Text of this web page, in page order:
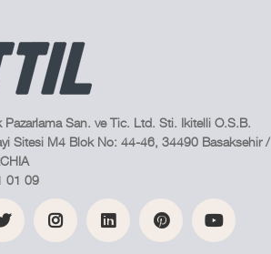
Pazarlama San. ve Tic. Ltd. Sti. Ikitelli O.S.B.
Sitesi M4 Blok No: 44-46, 34490 Basaksehir /
01 09